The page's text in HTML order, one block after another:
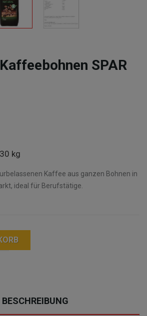
SPAR
kg
Kaffee aus ganzen Bohnen in
ideal für Berufstätige.
BESCHREIBUNG